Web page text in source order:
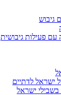
גיבוש
פעילות גיבושית
ישראל לדתיים
ישראל